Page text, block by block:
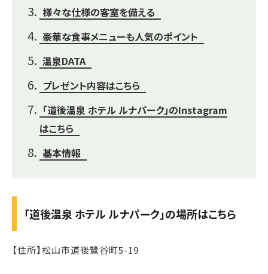
様々な仕様の客室を備える
豪華な食事メニューも人気のポイント
温泉DATA
プレゼント内容はこちら
「道後温泉 ホテル ルナパーク」のInstagram
はこちら
基本情報
「道後温泉 ホテル ルナパーク」の場所はこちら
【住所】松山市道後鷺谷町5-19